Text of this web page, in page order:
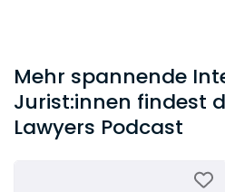
Mehr spannende
Jurist:innen findest
Lawyers Podcast